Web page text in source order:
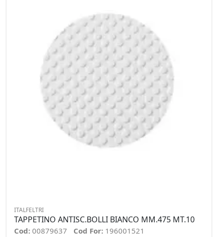
ITALFELTRI
TAPPETINO ANTISC.BOLLI BIANCO MM.475 MT.10
Cod: 00879637 Cod For: 196001521